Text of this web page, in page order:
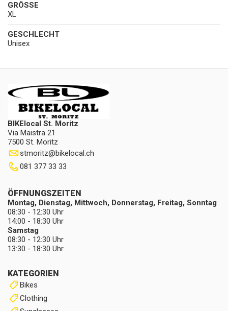
GRÖSSE
XL
GESCHLECHT
Unisex
BIKElocal St. Moritz
Via Maistra 21
7500 St. Moritz
stmoritz@bikelocal.ch
081 377 33 33
KATEGORIEN
Bikes
Clothing
ÖFFNUNGSZEITEN
Montag, Dienstag, Mittwoch, Donnerstag, Freitag, Sonntag
08:30 - 12:30 Uhr
14:00 - 18:30 Uhr
Samstag
08:30 - 12:30 Uhr
13:30 - 18:30 Uhr